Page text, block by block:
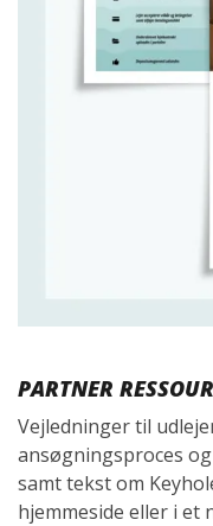
PARTNER
Vejledninger til
ansøgningsproces
samt tekst om
hjemmeside eller i et